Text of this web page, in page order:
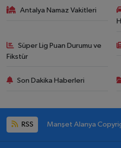
Antalya Namaz Vakitleri
Süper Lig Puan Durumu ve
Fikstür
Son Dakika Haberleri
RSS Manşet Alanya